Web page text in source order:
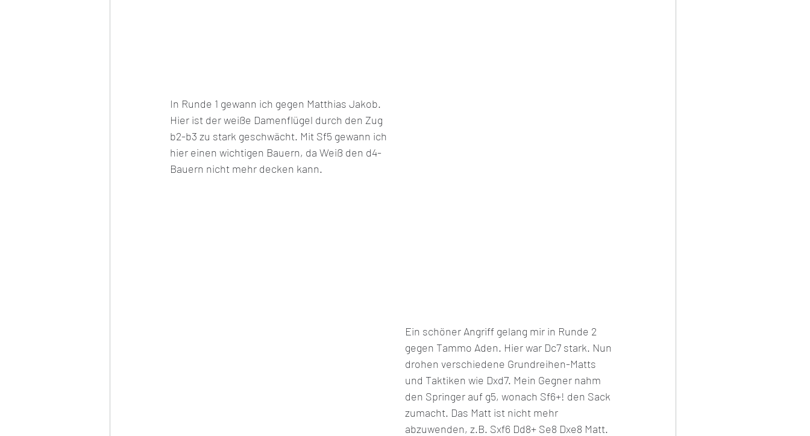
In Runde 1 gewann ich gegen Matthias Jakob.
Hier ist der weiße Damenflügel durch den Zug
b2-b3 zu stark geschwächt. Mit Sf5 gewann ich
hier einen wichtigen Bauern, da Weiß den d4-
Bauern nicht mehr decken kann.
Ein schöner Angriff gelang mir in Runde 2
gegen Tammo Aden. Hier war Dc7 stark. Nun
drohen verschiedene Grundreihen-Matts
und Taktiken wie Dxd7. Mein Gegner nahm
den Springer auf g5, wonach Sf6+! den Sack
zumacht. Das Matt ist nicht mehr
abzuwenden, z.B. Sxf6 Dd8+ Se8 Dxe8 Matt.